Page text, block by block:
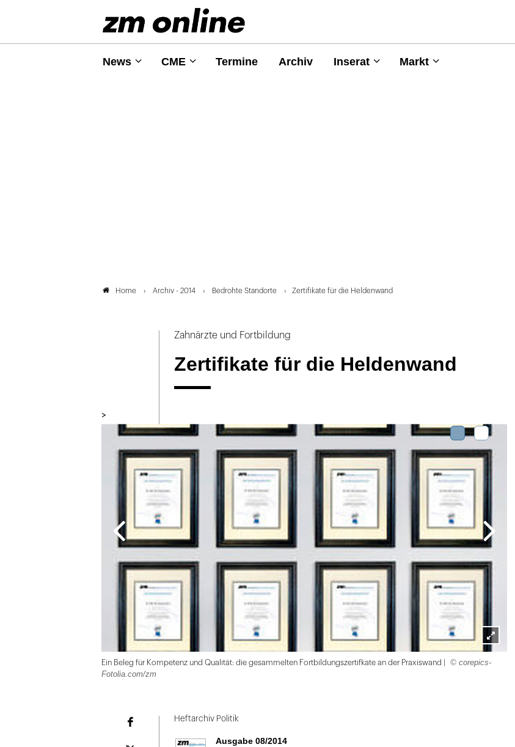
News CME Termine Archiv Inserat Markt
Home Archiv - 2014 Bedrohte Standorte Zertifikate für die Heldenwand
Zahnärzte und Fortbildung
Zertifikate für die Heldenwand
>
Lightbox
öffnen
Ein Beleg für Kompetenz und Qualität: die gesammelten Fortbildungszertifkate an der Praxiswand |
© corepics-
Fotolia.com/zm
Heftarchiv Politik
Ausgabe 08/2014